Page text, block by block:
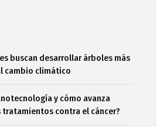
buscan desarrollar árboles más
cambio climático
y cómo avanza
tratamientos contra el cáncer?